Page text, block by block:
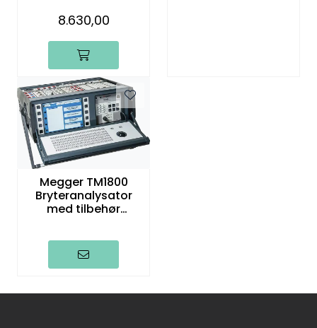
8.630,00
Megger TM1800
Bryteranalysator
med tilbehør